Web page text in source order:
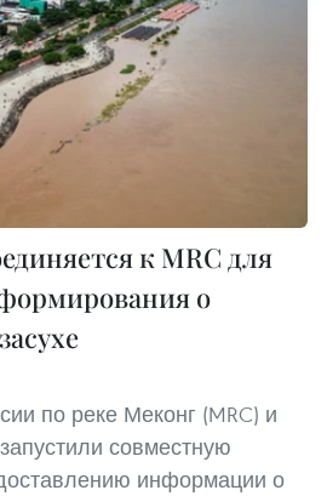
к MRC для
о
по реке Меконг (MRC) и
запустили совместную
информации о